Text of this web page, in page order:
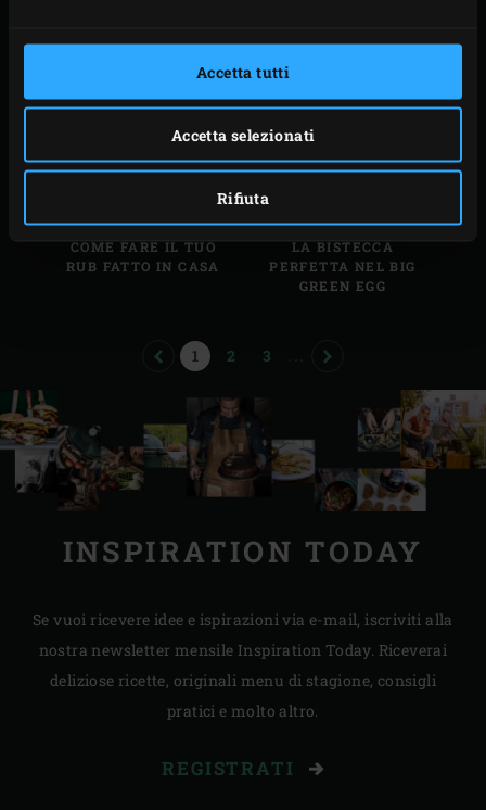
Accetta tutti
Accetta selezionati
Rifiuta
EGG!
Blogs
COME FARE IL TUO
RUB FATTO IN CASA
Blogs
LA BISTECCA
PERFETTA NEL BIG
GREEN EGG
PREVIOUS
PAGE
1 PAGE
2 PAGE
3 NEXT
INSPIRATION TODAY
Se vuoi ricevere idee e ispirazioni via e-mail, iscriviti alla
nostra newsletter mensile Inspiration Today. Riceverai
deliziose ricette, originali menu di stagione, consigli
pratici e molto altro.
REGISTRATI